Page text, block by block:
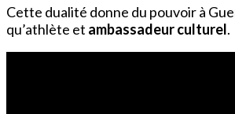
Cette dualité donne du pouvoir à
qu’athlète et ambassadeur culturel.